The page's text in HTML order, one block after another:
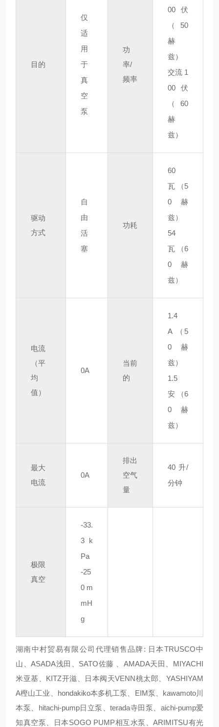
目的
仅
适
用
于
真
空
泵
功
率/
频率
00 伏
（50
赫
兹）
交流 1
00 伏
（60
赫
兹）
驱动
方式
自
由
活
塞
功耗
60
瓦
（5
0赫
兹）
54
瓦
（6
0赫
兹）
电流
（平
均
值）
0A
当前
的
1.4
A
（5
0赫
兹）
1.5
安
（6
0赫
兹）
最大
电流
0A
排出
空气
量
40 升/
分钟
极限
真空
-33.
3 k
Pa
-25
0 m
mH
g
湖南中村贸易有限公司代理销售品牌: 日本TRUSCO中
山、ASADA浅田、SATO佐藤 、AMADA天田、MIYACHI
米亚基、KITZ开滋、日本阀天VENN桃太郎、YASHIYAM
A樫山工业、hondakiko本多机工泵、EIM泵、kawamoto川
本泵、hitachi-pump日立泵、terada寺田泵、aichi-pump爱
知真空泵、日本SOGO PUMP相互水泵、ARIMITSU有光